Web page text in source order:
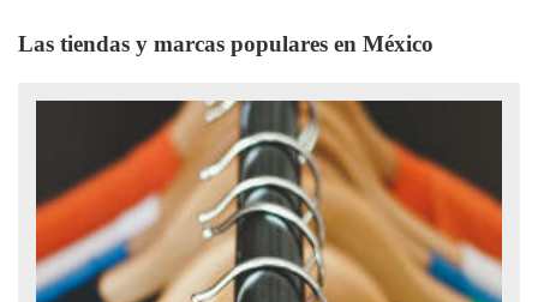
Las tiendas y marcas populares en México